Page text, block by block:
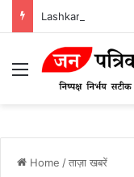
Menu
Home /ताज़ा खबरें